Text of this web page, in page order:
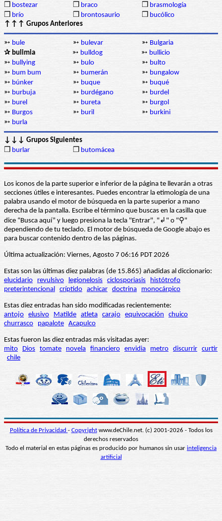
❒ bostezar ❒ braco ❒ brasmología
❒ brío ❒ brontosaurio ❒ bucólico
↑↑↑ Grupos Anteriores
➳ bule ➳ bulevar ➳ Bulgaria
✰ bulimia
➳ bulldog ➳ bullicio
➳ bullying ➳ bulo ➳ bulto
➳ bum bum ➳ bumerán ➳ bungalow
➳ búnker ➳ buque ➳ buqué
➳ burbuja ➳ burdégano ➳ burdel
➳ burel ➳ bureta ➳ burgol
➳ Burgos ➳ buril ➳ burkini
➳ burla
↓↓↓ Grupos Siguientes
❒ burlar ❒ butomácea
Los iconos de la parte superior e inferior de la página te llevarán a otras
secciones útiles e interesantes. Puedes encontrar la etimología de una
palabra usando el motor de búsqueda en la parte superior a mano
derecha de la pantalla. Escribe el término que buscas en la casilla que
dice “Busca aquí” y luego presiona la tecla "Entrar", "↲" o "⚲"
dependiendo de tu teclado. El motor de búsqueda de Google abajo es
para buscar contenido dentro de las páginas.
Última actualización: Viernes, Agosto 7 06:16 PDT 2026
Estas son las últimas diez palabras (de 15.865) añadidas al diccionario:
elucidario
revulsivo legionelosis ciclosporiasis
histótrofo
preterintencional críptido achicar doctrina monocárpico
Estas diez entradas han sido modificadas recientemente:
antojo elusivo Matilde atleta carajo equivocación
chuico
churrasco
papalote Acapulco
Estas fueron las diez entradas más visitadas ayer:
mito
Dios tomate novela financiero envidia metro discurrir curtir
chile
Política de Privacidad - Copyrightwww.deChile.net. (c) 2001-2026 - Todos los
derechos reservados
Todo el material en estas páginas es producido por humanos sin usar inteligencia
artificial